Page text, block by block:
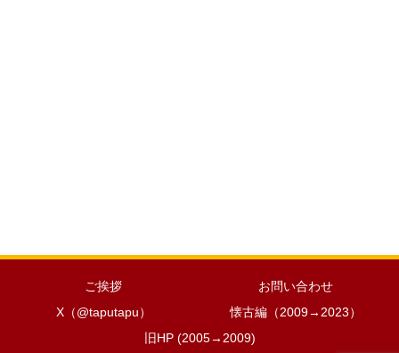
ご挨拶
お問い合わせ
X（@taputapu）
懐古編（2009→2023）
旧HP (2005→2009)